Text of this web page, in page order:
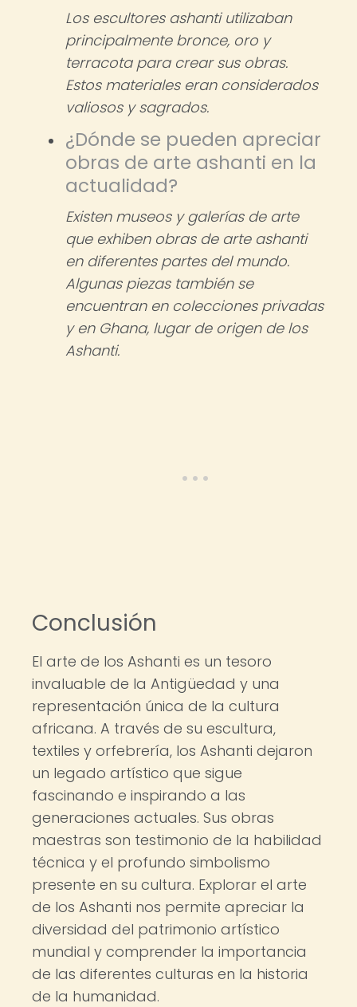
Los escultores ashanti utilizaban
principalmente bronce, oro y
terracota para crear sus obras.
Estos materiales eran considerados
valiosos y sagrados.
¿Dónde se pueden apreciar
obras de arte ashanti en la
actualidad?
Existen museos y galerías de arte
que exhiben obras de arte ashanti
en diferentes partes del mundo.
Algunas piezas también se
encuentran en colecciones privadas
y en Ghana, lugar de origen de los
Ashanti.
Conclusión
El arte de los Ashanti es un tesoro
invaluable de la Antigüedad y una
representación única de la cultura
africana. A través de su escultura,
textiles y orfebrería, los Ashanti dejaron
un legado artístico que sigue
fascinando e inspirando a las
generaciones actuales. Sus obras
maestras son testimonio de la habilidad
técnica y el profundo simbolismo
presente en su cultura. Explorar el arte
de los Ashanti nos permite apreciar la
diversidad del patrimonio artístico
mundial y comprender la importancia
de las diferentes culturas en la historia
de la humanidad.